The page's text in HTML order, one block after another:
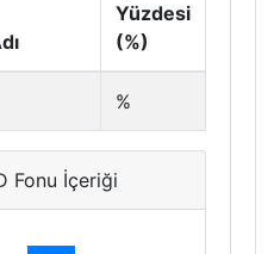
Yüzdesi
(%)
%
Fonu İçeriği